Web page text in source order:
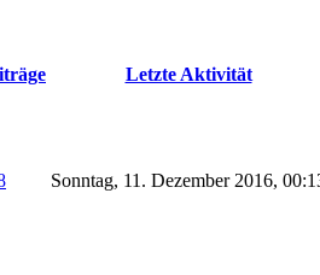
Letzte Aktivität
Sonntag, 11. Dezember 2016,